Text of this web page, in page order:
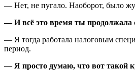
— Нет, не пугало. Наоборот, было
— И всё это время ты продолжала
— Я тогда работала налоговым
период.
— Я просто думаю, что вот такой